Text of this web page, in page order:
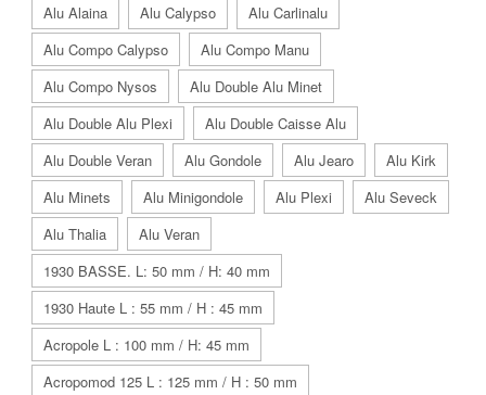
Alu Alaina
Alu Calypso
Alu Carlinalu
Alu Compo Calypso
Alu Compo Manu
Alu Compo Nysos
Alu Double Alu Minet
Alu Double Alu Plexi
Alu Double Caisse Alu
Alu Double Veran
Alu Gondole Alu Jearo
Alu Kirk
Alu Minets
Alu Minigondole Alu Plexi
Alu Seveck
Alu Thalia
Alu Veran
1930 BASSE. L: 50 mm / H: 40 mm
1930 Haute L : 55 mm / H : 45 mm
Acropole L : 100 mm / H: 45 mm
Acropomod 125 L : 125 mm / H : 50 mm